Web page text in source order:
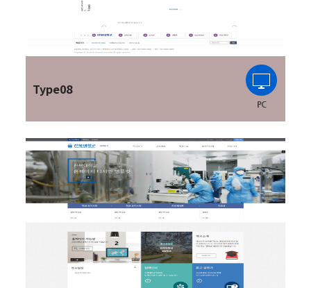
Type08